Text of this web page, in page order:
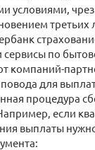
условиями,
третьих
сервисы по
компаний-
для
процедура
если
выплаты